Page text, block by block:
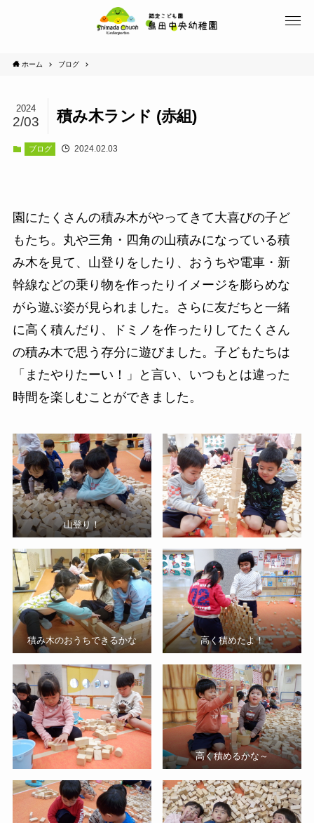
ホーム ブログ
積み木ランド (赤組)
2024
2/03
ブログ 2024.02.03
園にたくさんの積み木がやってきて大喜びの子ど
もたち。丸や三角・四角の山積みになっている積
み木を見て、山登りをしたり、おうちや電車・新
幹線などの乗り物を作ったりイメージを膨らめな
がら遊ぶ姿が見られました。さらに友だちと一緒
に高く積んだり、ドミノを作ったりしてたくさん
の積み木で思う存分に遊びました。子どもたちは
「またやりたーい！」と言い、いつもとは違った
時間を楽しむことができました。
山登り！
積み木のおうちできるかな 高く積めたよ！
高く積めるかな～